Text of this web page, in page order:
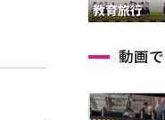
教育旅行
動画